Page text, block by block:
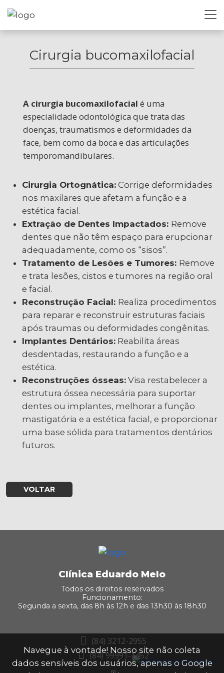
Cirurgia bucomaxilofacial
A cirurgia bucomaxilofacial é uma
especialidade odontológica que trata das
doenças, traumatismos e deformidades da
face, bem como da boca e das articulações
temporomandibulares.
Cirurgia Ortognática: Corrige deformidades
nos maxilares que afetam a função e a
estética facial.
Extração de Dentes Impactados: Remove
dentes que não têm espaço para erupcionar
adequadamente, como os “sisos”.
Tratamento de Lesões e Tumores: Remove
e trata lesões, cistos e tumores na região oral
e facial.
Reconstrução Facial: Realiza procedimentos
para reparar e reconstruir estruturas faciais
após traumas ou deformidades congênitas.
Implantes Dentários: Reabilita áreas
desdentadas, restaurando a função e a
estética.
Reconstruções ósseas: Visa restabelecer a
estrutura óssea necessária para suportar
dentes ou implantes, melhorar a função
mastigatória e a estética facial, e proporcionar
uma base sólida para tratamentos dentários
futuros.
VOLTAR
Clínica Eduardo Melo
Todos os direitos reservados
Funcionamento:
Segunda a sexta, das 8h às 12h e das 13h30 às 18h30
(84) 3212-2955
(84) 99991-1452
Navegue à vontade! Nosso site não coleta
dados sensíveis dos usuários, apenas o Google